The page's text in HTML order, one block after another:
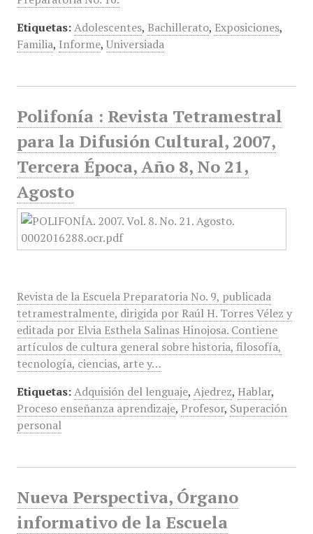
Etiquetas: Adolescentes, Bachillerato, Exposiciones,
Familia, Informe, Universiada
Polifonía : Revista Tetramestral
para la Difusión Cultural, 2007,
Tercera Época, Año 8, No 21,
Agosto
Revista de la Escuela Preparatoria No. 9, publicada
tetramestralmente, dirigida por Raúl H. Torres Vélez y
editada por Elvia Esthela Salinas Hinojosa. Contiene
artículos de cultura general sobre historia, filosofía,
tecnología, ciencias, arte y…
Etiquetas: Adquisión del lenguaje, Ajedrez, Hablar,
Proceso enseñanza aprendizaje, Profesor, Superación
personal
Nueva Perspectiva, Órgano
informativo de la Escuela